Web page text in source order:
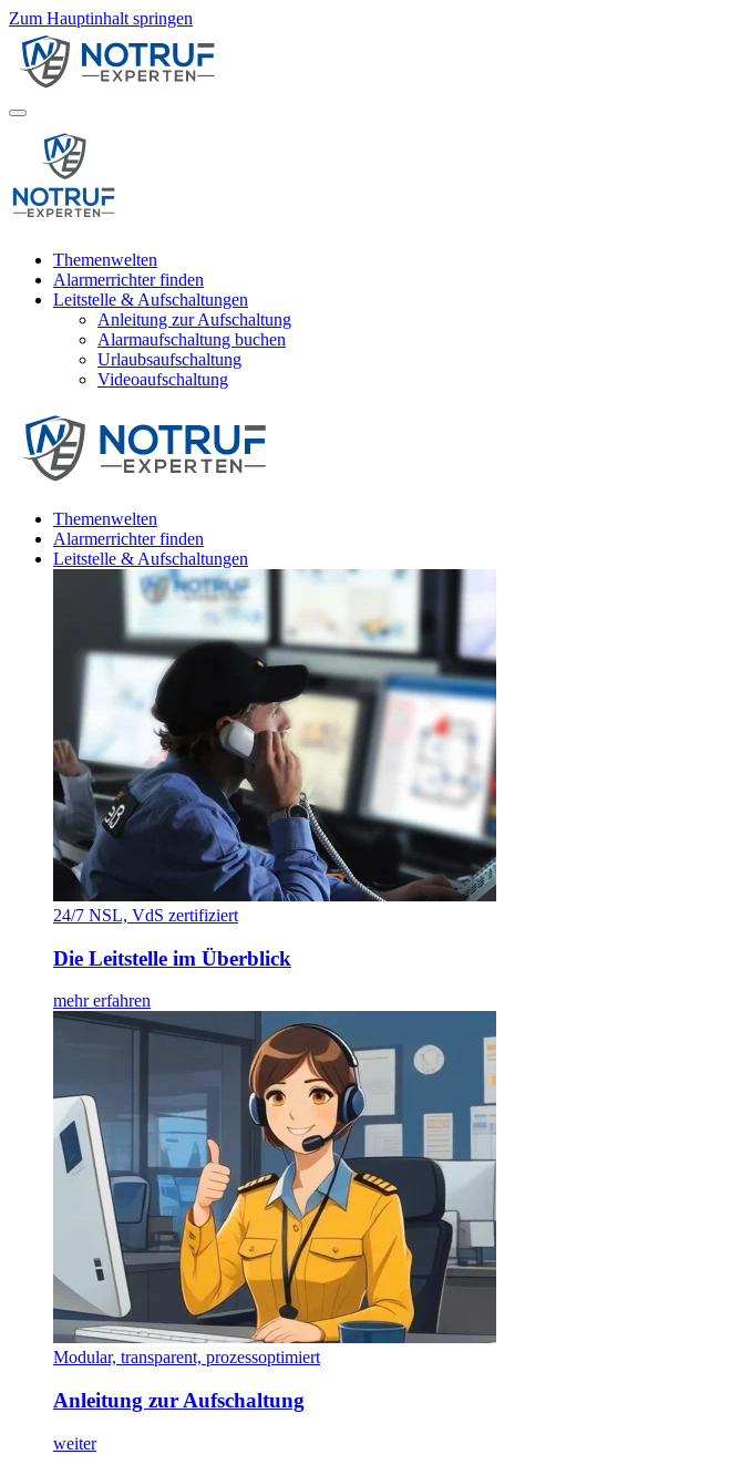
Zum Hauptinhalt springen
Themenwelten
Alarmerrichter finden
Leitstelle & Aufschaltungen
Anleitung zur Aufschaltung
Alarmaufschaltung buchen
Urlaubsaufschaltung
Videoaufschaltung
Themenwelten
Alarmerrichter finden
Leitstelle & Aufschaltungen
24/7 NSL, VdS zertifiziert
Die Leitstelle im Überblick
mehr erfahren
Modular, transparent, prozessoptimiert
Anleitung zur Aufschaltung
weiter